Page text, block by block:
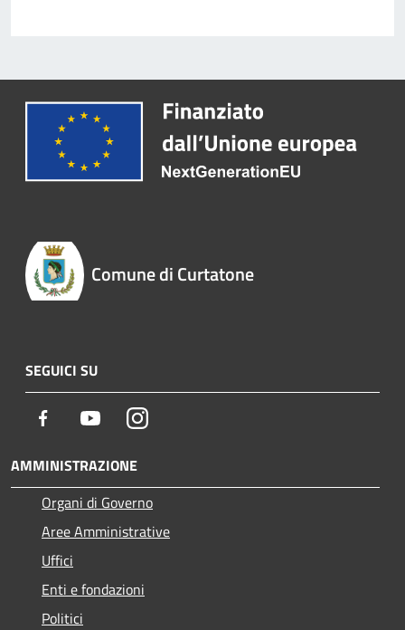
Comune di Curtatone
SEGUICI SU
Facebook YoutubeInstagram
AMMINISTRAZIONE
Organi di Governo
Aree Amministrative
Uffici
Enti e fondazioni
Politici